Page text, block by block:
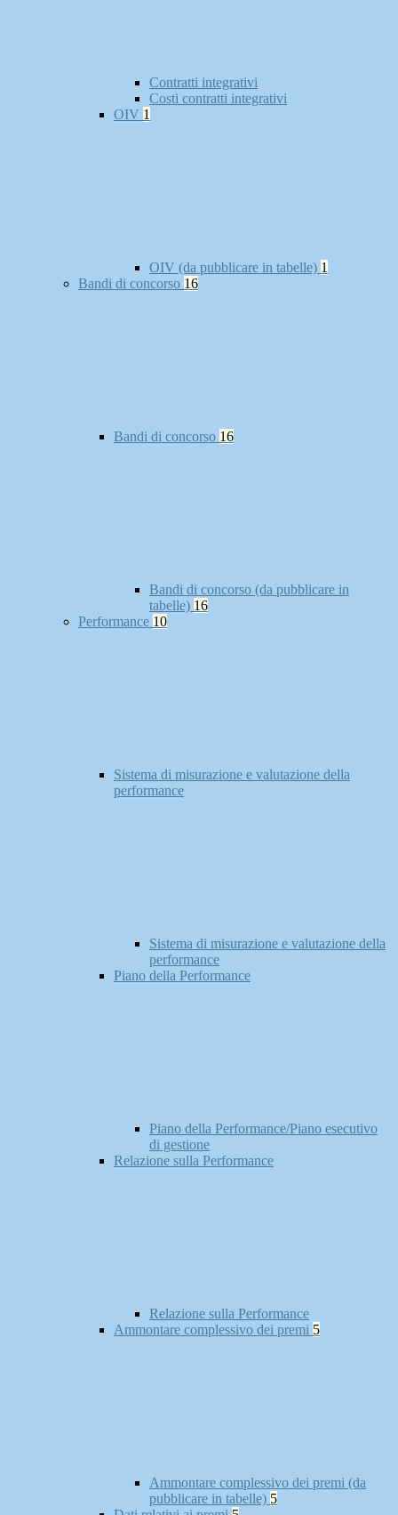
Contratti integrativi
Costi contratti integrativi
OIV 1
OIV (da pubblicare in tabelle) 1
Bandi di concorso 16
Bandi di concorso 16
Bandi di concorso (da pubblicare in
tabelle) 16
Performance 10
Sistema di misurazione e valutazione della
performance
Sistema di misurazione e valutazione della
performance
Piano della Performance
Piano della Performance/Piano esecutivo
di gestione
Relazione sulla Performance
Relazione sulla Performance
Ammontare complessivo dei premi 5
Ammontare complessivo dei premi (da
pubblicare in tabelle) 5